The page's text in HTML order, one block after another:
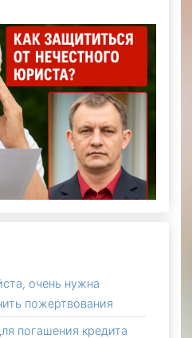
очень нужна
пожертвования
погашения кредита